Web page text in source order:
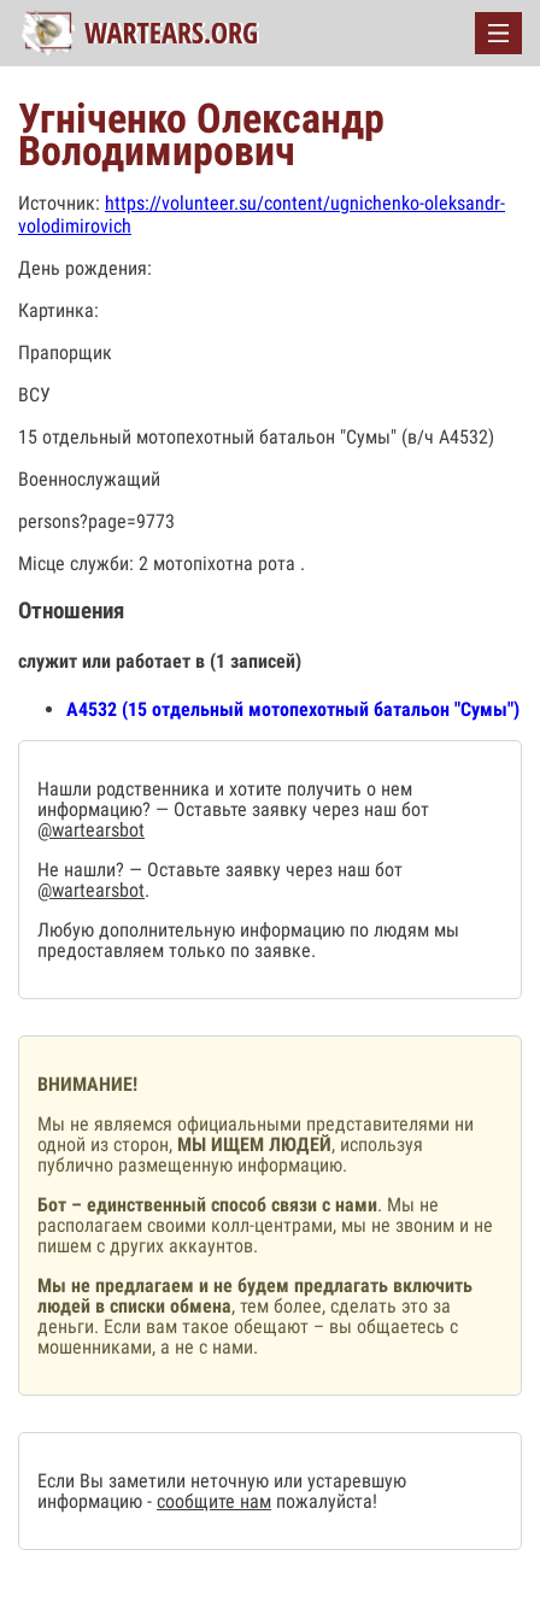
Угніченко Олександр
Володимирович
Источник: https://volunteer.su/content/ugnichenko-oleksandr-
volodimirovich
День рождения:
Картинка:
Прапорщик
ВСУ
15 отдельный мотопехотный батальон "Сумы" (в/ч А4532)
Военнослужащий
persons?page=9773
Місце служби: 2 мотопіхотна рота .
Отношения
служит или работает в (1 записей)
А4532 (15 отдельный мотопехотный батальон "Сумы")
Нашли родственника и хотите получить о нем
информацию? — Оставьте заявку через наш бот
@wartearsbot
Не нашли? — Оставьте заявку через наш бот
@wartearsbot.
Любую дополнительную информацию по людям мы
предоставляем только по заявке.
ВНИМАНИЕ!
Мы не являемся официальными представителями ни
одной из сторон, МЫ ИЩЕМ ЛЮДЕЙ, используя
публично размещенную информацию.
Бот – единственный способ связи с нами. Мы не
располагаем своими колл-центрами, мы не звоним и не
пишем с других аккаунтов.
Мы не предлагаем и не будем предлагать включить
людей в списки обмена, тем более, сделать это за
деньги. Если вам такое обещают – вы общаетесь с
мошенниками, а не с нами.
Если Вы заметили неточную или устаревшую
информацию - сообщите нам пожалуйста!